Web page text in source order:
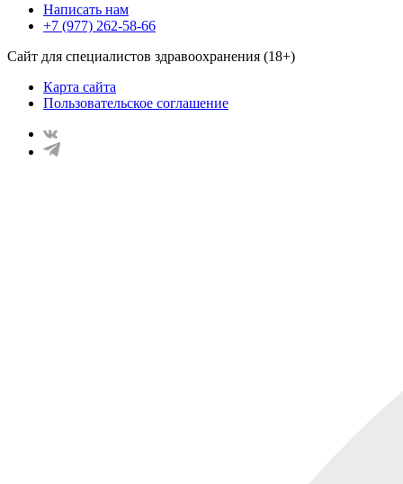
Написать нам
+7 (977) 262-58-66
Сайт для специалистов здравоохранения (18+)
Карта сайта
Пользовательское соглашение